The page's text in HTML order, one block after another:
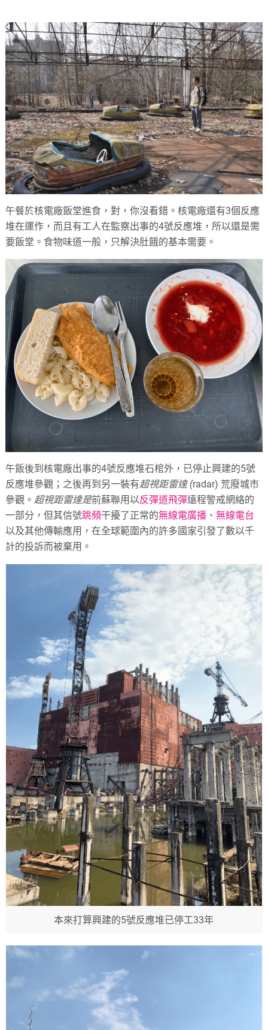
午餐於核電廠飯堂進食，對，你沒看錯。核電廠還有3個反應
堆在運作，而且有工人在監察出事的4號反應堆，所以還是需
要飯堂。食物味道一般，只解決肚餓的基本需要。
午飯後到核電廠出事的4號反應堆石棺外，已停止興建的5號
反應堆參觀；之後再到另一裝有超視距雷達 (radar) 荒廢城市
參觀。 超視距雷達是前蘇聯用以反彈道飛彈遠程警戒網絡的
一部分，但其信號跳頻干擾了正常的無線電廣播 、無線電台
以及其他傳輸應用，在全球範圍內的許多國家引發了數以千
計的投訴而被棄用。
本來打算興建的5號反應堆已停工33年